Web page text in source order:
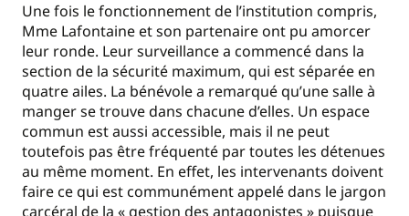
Une fois le fonctionnement de l’institution compris,
Mme Lafontaine et son partenaire ont pu amorcer
leur ronde. Leur surveillance a commencé dans la
section de la sécurité maximum, qui est séparée en
quatre ailes. La bénévole a remarqué qu’une salle à
manger se trouve dans chacune d’elles. Un espace
commun est aussi accessible, mais il ne peut
toutefois pas être fréquenté par toutes les détenues
au même moment. En effet, les intervenants doivent
faire ce qui est communément appelé dans le jargon
carcéral de la « gestion des antagonistes » puisque